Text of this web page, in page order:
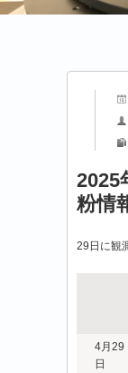
2025
粉情
29日に観
4月29
日